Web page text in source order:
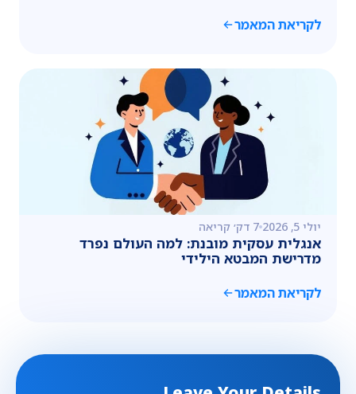
לקריאת המאמר
יולי 5, 2026 7 דק׳ קריאה
אנגלית עסקית מובנת: למה העולם נפרד
מדרישת המבטא הילידי
לקריאת המאמר